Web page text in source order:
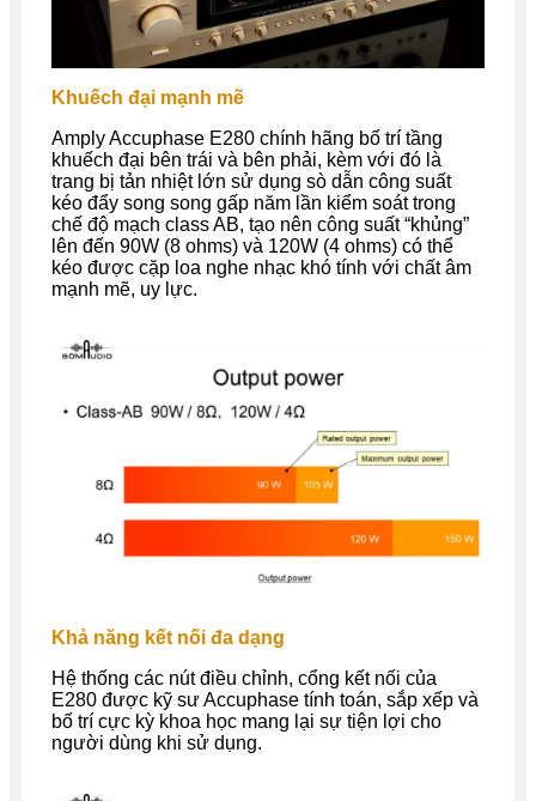
Khuếch đại mạnh mẽ
Amply Accuphase E280 chính hãng bố trí tầng
khuếch đại bên trái và bên phải, kèm với đó là
trang bị tản nhiệt lớn sử dụng sò dẫn công suất
kéo đẩy song song gấp năm lần kiểm soát trong
chế độ mạch class AB, tạo nên công suất “khủng”
lên đến 90W (8 ohms) và 120W (4 ohms) có thể
kéo được cặp loa nghe nhạc khó tính với chất âm
mạnh mẽ, uy lực.
Khả năng kết nối đa dạng
Hệ thống các nút điều chỉnh, cổng kết nối của
E280 được kỹ sư Accuphase tính toán, sắp xếp và
bố trí cực kỳ khoa học mang lại sự tiện lợi cho
người dùng khi sử dụng.